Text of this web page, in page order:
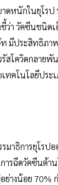
ดหนักในยุโรป
า วัคซีนชนิดเ
มีประสิทธิภาพ
โควิดกลายพัน
ทคโนโลยีประ
าธิการยุโรปอ
ารฉีดวัคซีนต้า
ย่างน้อย 70%